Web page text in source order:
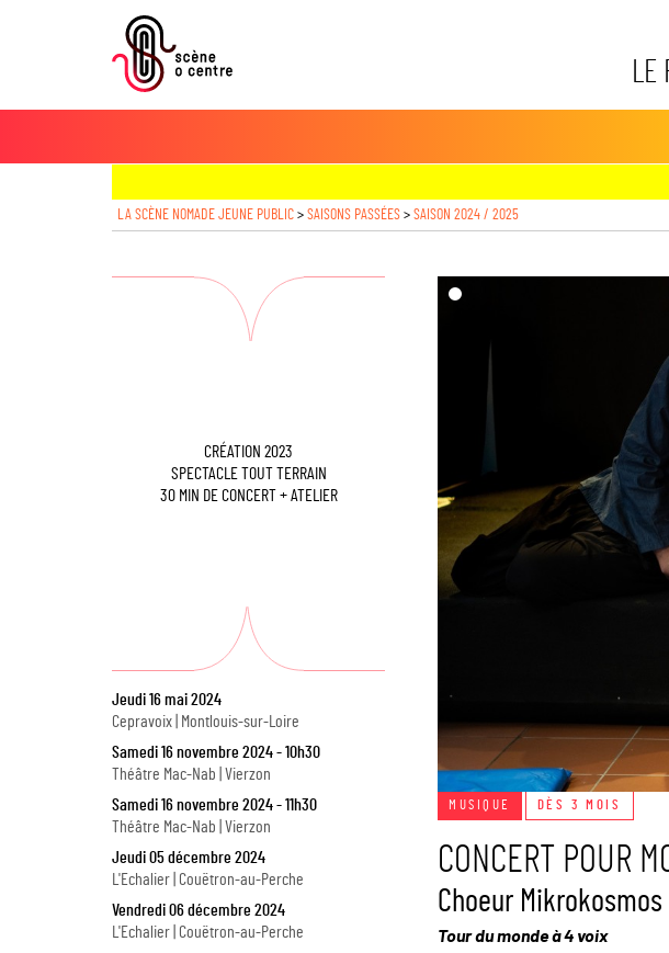
LE
LA SCÈNE NOMADE JEUNE PUBLIC > SAISONS PASSÉES > SAISON 2024 / 2025
CRÉATION 2023
SPECTACLE TOUT TERRAIN
30 MIN DE CONCERT + ATELIER
Jeudi 16 mai 2024
Cepravoix | Montlouis-sur-Loire
Samedi 16 novembre 2024 - 10h30
Théâtre Mac-Nab | Vierzon
Samedi 16 novembre 2024 - 11h30
Théâtre Mac-Nab | Vierzon
Jeudi 05 décembre 2024
L'Echalier | Couëtron-au-Perche
Vendredi 06 décembre 2024
L'Echalier | Couëtron-au-Perche
dd($imgs->media)
MUSIQUE DÈS 3 MOIS
CONCERT POUR
Choeur Mikrokosmos
Tour du monde à 4 voix